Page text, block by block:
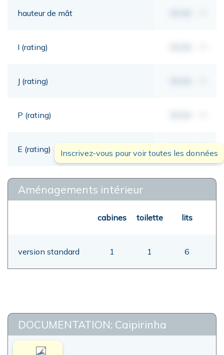
hauteur de mât
I (rating)
J (rating)
P (rating)
E (rating) 00,00
Inscrivez-vous pour voir toutes les données
Aménagements intérieur
cabines toilette lits
version standard 1 1 6
DOCUMENTATION: Caipirinha